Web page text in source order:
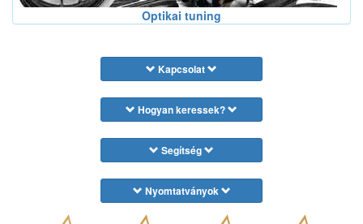
Optikai tuning
Kapcsolat
Hogyan keressek?
Segítség
Nyomtatványok